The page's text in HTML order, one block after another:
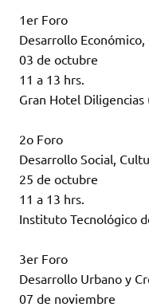
1er Foro
Desarrollo
03 de octubre
11 a 13 hrs.
Gran Hotel
2o Foro
Desarrollo Social,
25 de octubre
11 a 13 hrs.
Instituto Tecnológico
3er Foro
Desarrollo Urbano y
07 de noviembre